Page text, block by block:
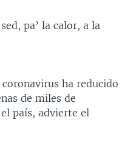
pa’ la calor, a la
ha reducido
de miles de
país, advierte el